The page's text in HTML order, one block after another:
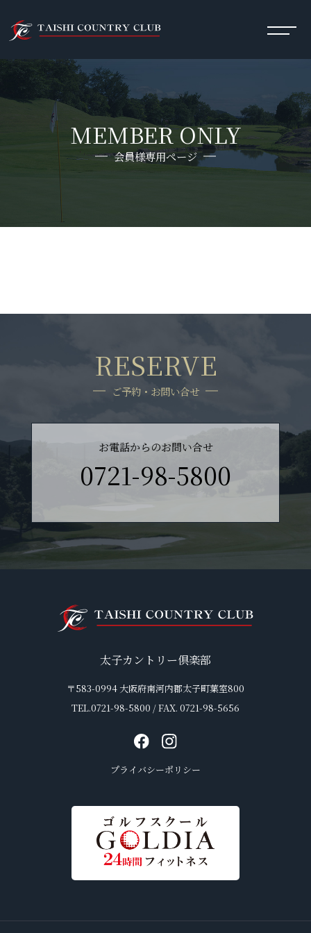
MEMBER ONLY
会員様専用ページ
RESERVE
ご予約・お問い合せ
お電話からのお問い合せ
0721-98-5800
太子カントリー倶楽部
〒583-0994 大阪府南河内郡太子町葉室800
TEL.0721-98-5800 / FAX. 0721-98-5656
プライバシーポリシー